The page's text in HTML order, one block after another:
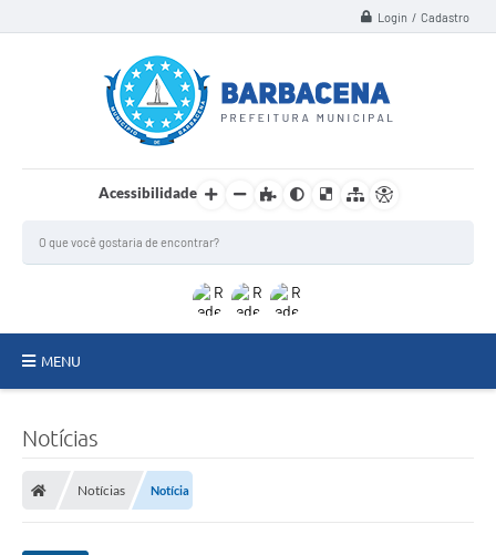
Login / Cadastro
Acessibilidade
MENU
Meio Ambiente
Notícias
Notícias Notícia